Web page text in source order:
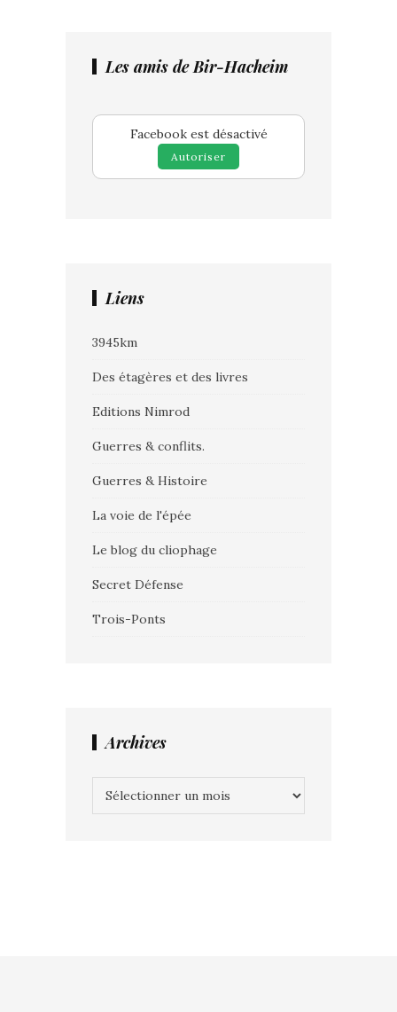
Les amis de Bir-Hacheim
Facebook est désactivé
Autoriser
Liens
3945km
Des étagères et des livres
Editions Nimrod
Guerres & conflits.
Guerres & Histoire
La voie de l'épée
Le blog du cliophage
Secret Défense
Trois-Ponts
Archives